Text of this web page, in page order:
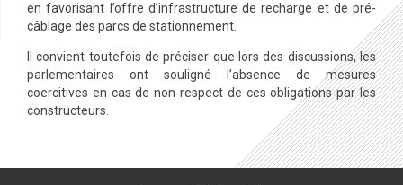
en favorisant l’offre d’infrastructure de recharge et de pré-
câblage des parcs de stationnement.
Il convient toutefois de préciser que lors des discussions, les
parlementaires ont souligné l’absence de mesures
coercitives en cas de non-respect de ces obligations par les
constructeurs.